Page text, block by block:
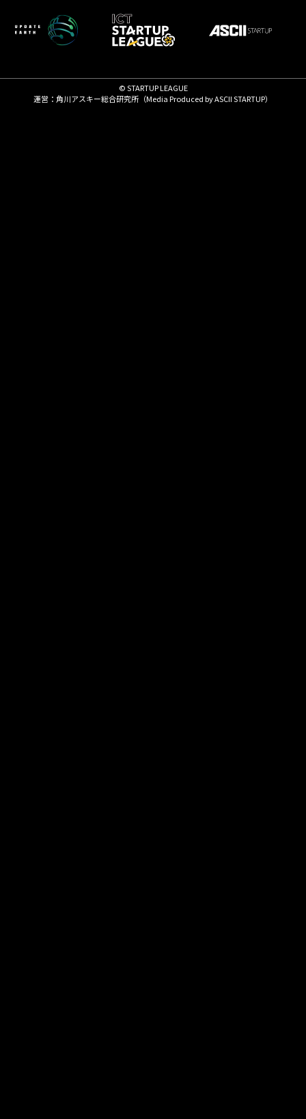
© STARTUP LEAGUE
運営：角川アスキー総合研究所（Media Produced byASCII STARTUP）